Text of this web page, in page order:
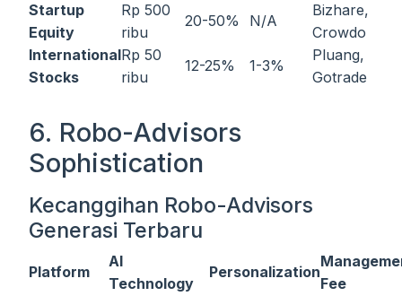
Startup
Equity
Rp 500
ribu
20-50% N/A
Bizhare,
Crowdo
International
Stocks
Rp 50
ribu
12-25% 1-3%
Pluang,
Gotrade
6. Robo-Advisors
Sophistication
Kecanggihan Robo-Advisors
Generasi Terbaru
Platform
AI
Technology
Personalization
Fee